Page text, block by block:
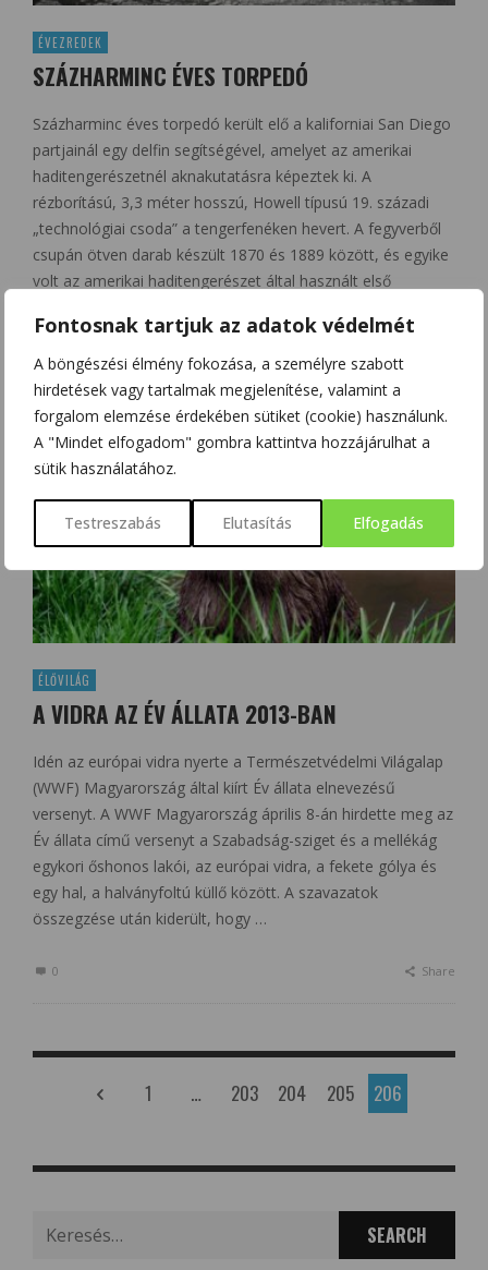
Fontosnak tartjuk az adatok védelmét
A böngészési élmény fokozása, a személyre szabott
hirdetések vagy tartalmak megjelenítése, valamint a
forgalom elemzése érdekében sütiket (cookie) használunk.
A "Mindet elfogadom" gombra kattintva hozzájárulhat a
sütik használatához.
Testreszabás Elutasítás Elfogadás
ÉVEZREDEK
SZÁZHARMINC ÉVES TORPEDÓ
Százharminc éves torpedó került elő a kaliforniai San Diego
partjainál egy delfin segítségével, amelyet az amerikai
haditengerészetnél aknakutatásra képeztek ki. A
rézborítású, 3,3 méter hosszú, Howell típusú 19. századi
„technológiai csoda” a tengerfenéken hevert. A fegyverből
csupán ötven darab készült 1870 és 1889 között, és egyike
volt az amerikai haditengerészet által használt első
0
ÉLŐVILÁG
A VIDRA AZ ÉV ÁLLATA 2013-BAN
Idén az európai vidra nyerte a Természetvédelmi Világalap
(WWF) Magyarország által kiírt Év állata elnevezésű
versenyt. A WWF Magyarország április 8-án hirdette meg az
Év állata című versenyt a Szabadság-sziget és a mellékág
egykori őshonos lakói, az európai vidra, a fekete gólya és
egy hal, a halványfoltú küllő között. A szavazatok
összegzése után kiderült, hogy …
0 Share
1 … 203 204 205 206